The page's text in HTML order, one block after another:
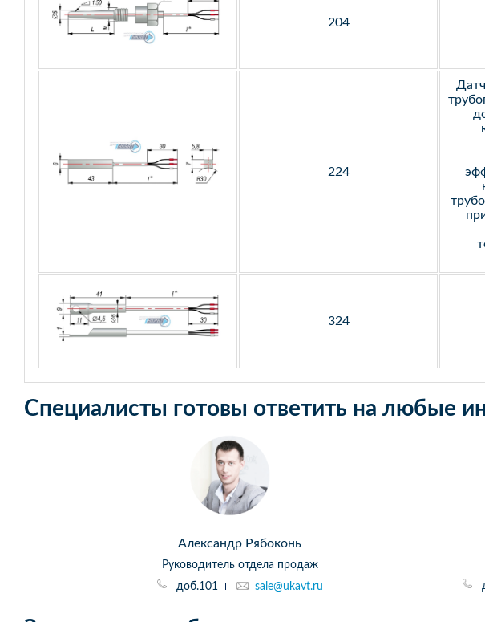
204
224
324
Специалисты готовы ответить на любые
Александр Рябоконь
Руководитель отдела продаж
доб.101
sale@ukavt.ru